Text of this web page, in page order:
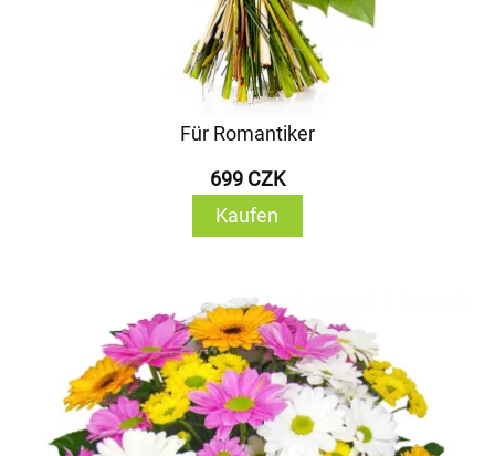
Für Romantiker
699 CZK
Kaufen